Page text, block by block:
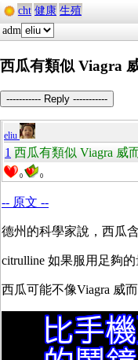
cht 健康 生殖
adm
西瓜有類似 Viagra
----------- Reply -----------
eliu
1 西瓜有類似 Viagra 威
0 0
-- 原文 --
德州的科學家說，西瓜
citrulline 如果服用足夠
西瓜可能不像Viagra 威